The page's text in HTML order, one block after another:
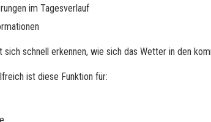
im Tagesverlauf
sich schnell erkennen, wie sich das Wetter in den
ist diese Funktion für: